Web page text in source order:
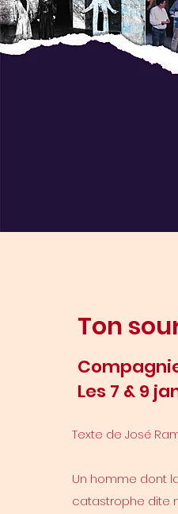
Ton
Les 7 & 9
Texte de José
Un homme dont
catastrophe dite